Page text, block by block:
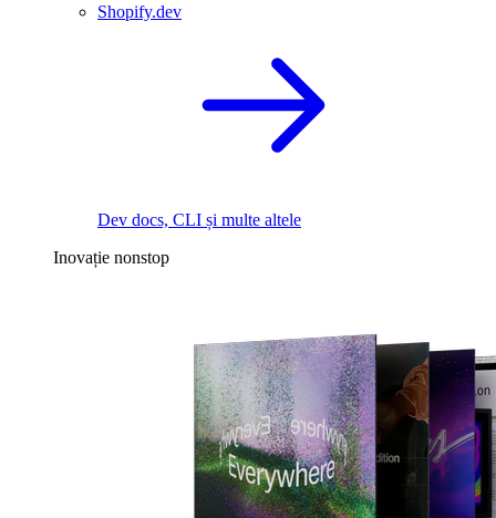
Shopify.dev
Dev docs, CLI și multe altele
Inovație nonstop